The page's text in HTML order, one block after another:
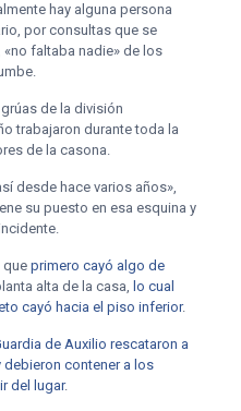
hay alguna persona
por consultas que se
faltaba nadie» de los
de la división
trabajaron durante toda la
de la casona.
desde hace varios años»,
su puesto en esa esquina y
que primero cayó algo de
alta de la casa, lo cual
cayó hacia el piso inferior.
de Auxilio rescataron a
debieron contener a los
del lugar.